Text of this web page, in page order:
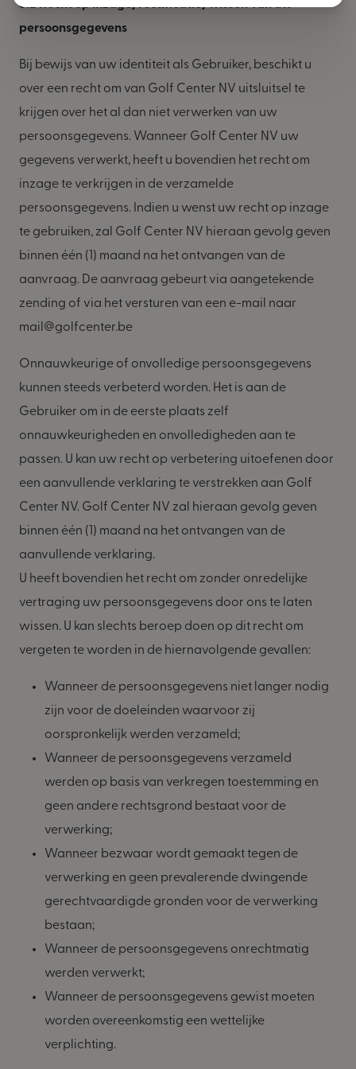
6.2 Recht op inzage/rectificatie/wissen van uw
persoonsgegevens
Bij bewijs van uw identiteit als Gebruiker, beschikt u
over een recht om van Golf Center NV uitsluitsel te
krijgen over het al dan niet verwerken van uw
persoonsgegevens. Wanneer Golf Center NV uw
gegevens verwerkt, heeft u bovendien het recht om
inzage te verkrijgen in de verzamelde
persoonsgegevens. Indien u wenst uw recht op inzage
te gebruiken, zal Golf Center NV hieraan gevolg geven
binnen één (1) maand na het ontvangen van de
aanvraag. De aanvraag gebeurt via aangetekende
zending of via het versturen van een e-mail naar
mail@golfcenter.be
Onnauwkeurige of onvolledige persoonsgegevens
kunnen steeds verbeterd worden. Het is aan de
Gebruiker om in de eerste plaats zelf
onnauwkeurigheden en onvolledigheden aan te
passen. U kan uw recht op verbetering uitoefenen door
een aanvullende verklaring te verstrekken aan Golf
Center NV. Golf Center NV zal hieraan gevolg geven
binnen één (1) maand na het ontvangen van de
aanvullende verklaring.
U heeft bovendien het recht om zonder onredelijke
vertraging uw persoonsgegevens door ons te laten
wissen. U kan slechts beroep doen op dit recht om
vergeten te worden in de hiernavolgende gevallen:
Wanneer de persoonsgegevens niet langer nodig
zijn voor de doeleinden waarvoor zij
oorspronkelijk werden verzameld;
Wanneer de persoonsgegevens verzameld
werden op basis van verkregen toestemming en
geen andere rechtsgrond bestaat voor de
verwerking;
Wanneer bezwaar wordt gemaakt tegen de
verwerking en geen prevalerende dwingende
gerechtvaardigde gronden voor de verwerking
bestaan;
Wanneer de persoonsgegevens onrechtmatig
werden verwerkt;
Wanneer de persoonsgegevens gewist moeten
worden overeenkomstig een wettelijke
verplichting.